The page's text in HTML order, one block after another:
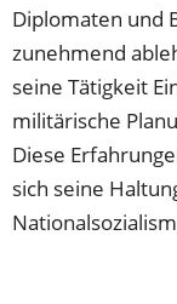
Diplomaten und
zunehmend
seine Tätigkeit
militärische
Diese
sich seine